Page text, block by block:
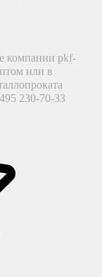
компании pkf-
или в
230-70-33